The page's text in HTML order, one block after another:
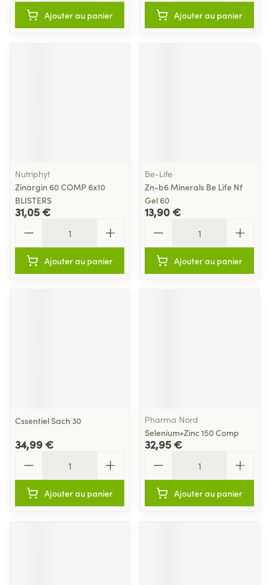
Ajouter au panier Ajouter au panier
Nutriphyt
Zinargin 60 COMP 6x10
BLISTERS
31,05 €
Ajouter au panier
Be-Life
Zn-b6 Minerals Be Life Nf
Gel 60
13,90 €
Ajouter au panier
Cssentiel Sach 30
34,99 €
Ajouter au panier
Pharma Nord
Selenium+Zinc 150 Comp
32,95 €
Ajouter au panier